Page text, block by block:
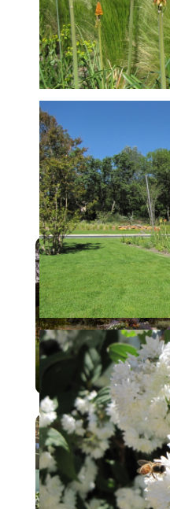
projets
La Maison des